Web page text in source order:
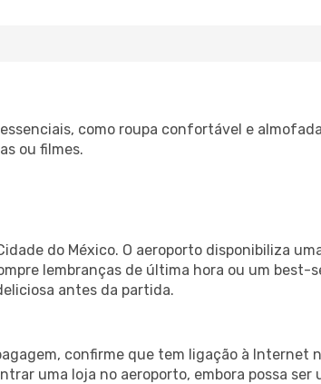
como roupa confortável e
ou filmes.
do México. O aeroporto disponibiliza
lembranças de última hora ou um best-
antes da partida.
confirme que tem ligação à Internet
uma loja no aeroporto, embora possa ser